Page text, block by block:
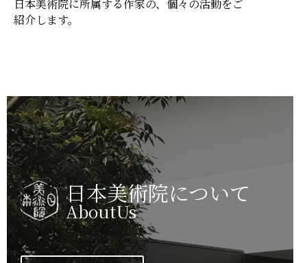
日本美術院に所属する作家の、個々の活動をご
紹介します。
日本美術院について
AboutUs